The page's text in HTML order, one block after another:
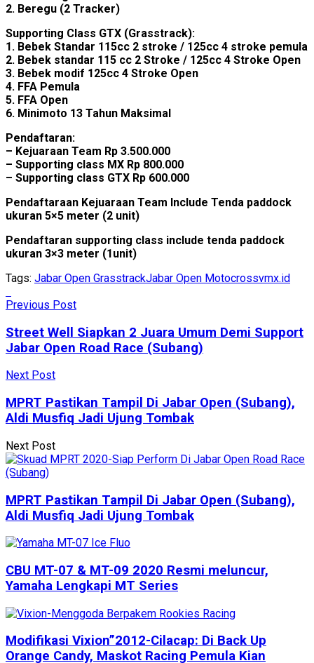
2. Beregu (2 Tracker)
Supporting Class GTX (Grasstrack):
1. Bebek Standar 115cc 2 stroke / 125cc 4 stroke pemula
2. Bebek standar 115 cc 2 Stroke / 125cc 4 Stroke Open
3. Bebek modif 125cc 4 Stroke Open
4. FFA Pemula
5. FFA Open
6. Minimoto 13 Tahun Maksimal
Pendaftaran:
– Kejuaraan Team Rp 3.500.000
– Supporting class MX Rp 800.000
– Supporting class GTX Rp 600.000
Pendaftaraan Kejuaraan Team Include Tenda paddock
ukuran 5×5 meter (2 unit)
Pendaftaran supporting class include tenda paddock
ukuran 3×3 meter (1unit)
Tags: Jabar Open GrasstrackJabar Open Motocrossvmx.id
Previous Post
Street Well Siapkan 2 Juara Umum Demi Support
Jabar Open Road Race (Subang)
Next Post
MPRT Pastikan Tampil Di Jabar Open (Subang),
Aldi Musfiq Jadi Ujung Tombak
Next Post
MPRT Pastikan Tampil Di Jabar Open (Subang),
Aldi Musfiq Jadi Ujung Tombak
CBU MT-07 & MT-09 2020 Resmi meluncur,
Yamaha Lengkapi MT Series
Modifikasi Vixion”2012-Cilacap: Di Back Up
Orange Candy, Maskot Racing Pemula Kian